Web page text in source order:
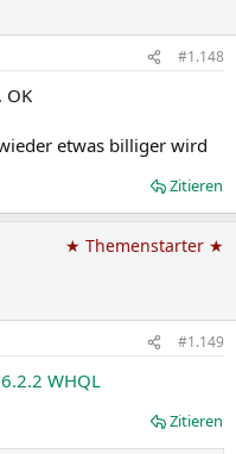
#1.148
OK
etwas billiger wird
Zitieren
★ Themenstarter ★
#1.149
WHQL
Zitieren